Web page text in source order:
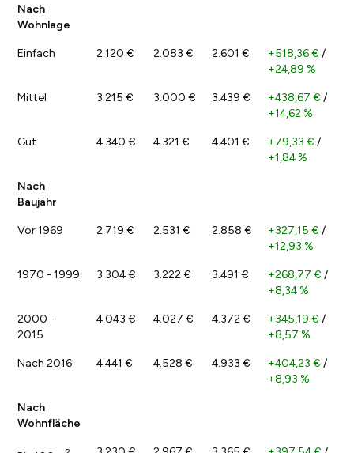
Nach
Wohnlage
Einfach 2.120 € 2.083 € 2.601 € +518,36 € /
+24,89 %
Mittel 3.215 € 3.000 € 3.439 € +438,67 € /
+14,62 %
Gut 4.340 € 4.321 € 4.401 € +79,33 € /
+1,84 %
Nach
Baujahr
Vor 1969 2.719 € 2.531 € 2.858 € +327,15 € /
+12,93 %
1970 - 1999 3.304 € 3.222 € 3.491 € +268,77 € /
+8,34 %
2000 -
2015
4.043 € 4.027 € 4.372 € +345,19 € /
+8,57 %
Nach 2016 4.441 € 4.528 € 4.933 € +404,23 € /
+8,93 %
Nach
Wohnfläche